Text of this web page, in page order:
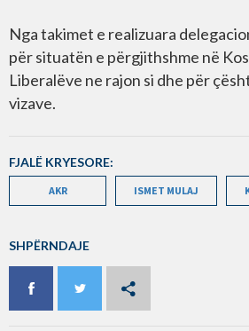
Nga takimet e realizuara
për situatën e përgjithshme në
Liberalëve ne rajon si dhe për
vizave.
FJALË KRYESORE:
AKR ISMET MULAJ
SHPËRNDAJE